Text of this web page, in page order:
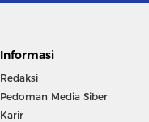
Informasi
Redaksi
Pedoman Media Siber
Karir